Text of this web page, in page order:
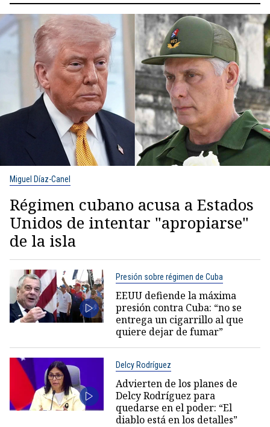
Miguel Díaz-Canel
Régimen cubano acusa a Estados
Unidos de intentar "apropiarse"
de la isla
Presión sobre régimen de Cuba
EEUU defiende la máxima
presión contra Cuba: “no se
entrega un cigarrillo al que
quiere dejar de fumar”
Delcy Rodríguez
Advierten de los planes de
Delcy Rodríguez para
quedarse en el poder: “El
diablo está en los detalles”